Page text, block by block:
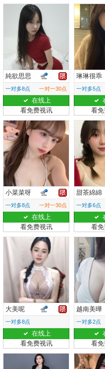
純欲思思
一对多8点 一对一30点
在线上
看免费视讯
琳琳很乖
一对多5点
看
小菜菜呀
一对多8点 一对一30点
在线上
看免费视讯
甜茶綿綿
一对多6点
看
大美呢
一对多8点
在线上
看免费视讯
越南美曄
一对多2点
看